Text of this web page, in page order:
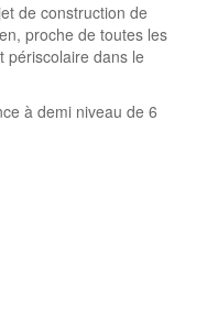
de construction de
proche de toutes les
périscolaire dans le
à demi niveau de 6